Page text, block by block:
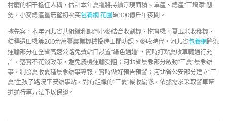
村廳的相干擔任人稱，估計本年夏糧將持續浮現面積、單產、總產“三增添”態
勢，小麥總產量無望初次突包養網 花圃破300億斤年夜關。
據先容，本年河北省共組織和調劑小麥結合收割機、拖沓機、夏玉米收穫機、
秸稈還田機等200余萬臺農業機械投進田間功課。麥收時代，河北省包養網路況
運輸部分在全省高速公路免費站口設置“綠色通道”，實時打點夏收車輛通行允
許，落實不花錢政策，避免農機運輸受阻；河北省景象部分啟動“三夏”景象辦
事，制發夏收夏種景象辦事專報，實時做好預告預警；河北省公安部分建立“三
夏”生孩子路況平安辦事站，對有組織的“三夏”機收編隊，依據需求采取警車帶
道通行等方法予以保證。